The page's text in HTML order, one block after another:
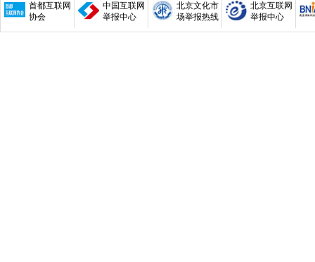
首都互联网
协会
中国互联网
举报中心
北京文化市
场举报热线
北京互联网
举报中心